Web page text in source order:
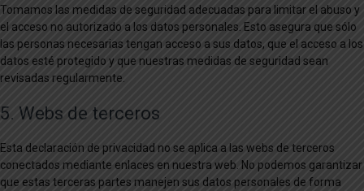
Tomamos las medidas de seguridad adecuadas para limitar el abuso y
el acceso no autorizado a los datos personales. Esto asegura que sólo
las personas necesarias tengan acceso a sus datos, que el acceso a los
datos esté protegido y que nuestras medidas de seguridad sean
revisadas regularmente.
5. Webs de terceros
Esta declaración de privacidad no se aplica a las webs de terceros
conectados mediante enlaces en nuestra web. No podemos garantizar
que estas terceras partes manejen sus datos personales de forma